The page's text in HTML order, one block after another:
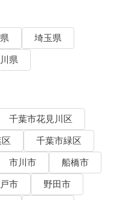
埼玉県
県
千葉市花見川区
千葉市緑区
市川市
船橋市
市
野田市